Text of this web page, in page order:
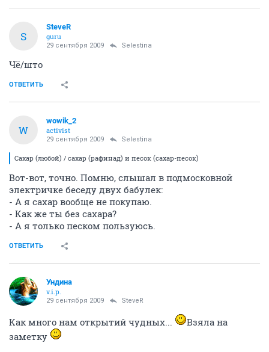
S
SteveR
guru
29 сентября 2009 Selestina
Чё/што
ОТВЕТИТЬ
W
wowik_2
activist
29 сентября 2009 Selestina
Сахар (любой) / сахар (рафинад) и песок (сахар-песок)
Вот-вот, точно. Помню, слышал в подмосковной
электричке беседу двух бабулек:
- А я сахар вообще не покупаю.
- Как же ты без сахара?
- А я только песком пользуюсь.
ОТВЕТИТЬ
Ундина
v.i.p.
29 сентября 2009 SteveR
Как много нам открытий чудных...
Взяла на
заметку